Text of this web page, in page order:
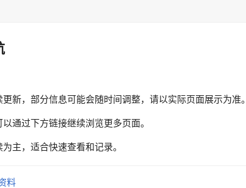
新，部分信息可能会随时间调整，请以实际页面展示为准。
通过下方链接继续浏览更多页面。
主，适合快速查看和记录。
料